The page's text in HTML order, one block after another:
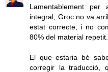
Lamentablement
integral, Groc no va
estat correcte, i no
80% del material repetit.
El que estaria bé
corregir la traducció,